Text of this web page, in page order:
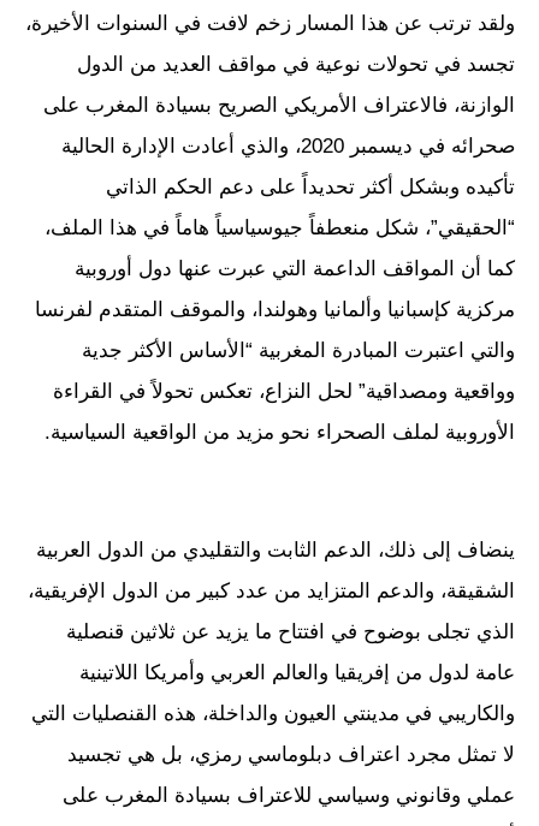
ولقد ترتب عن هذا المسار زخم لافت في السنوات الأخيرة،
تجسد في تحولات نوعية في مواقف العديد من الدول
الوازنة، فالاعتراف الأمريكي الصريح بسيادة المغرب على
صحرائه في ديسمبر 2020، والذي أعادت الإدارة الحالية
تأكيده وبشكل أكثر تحديداً على دعم الحكم الذاتي
“الحقيقي”، شكل منعطفاً جيوسياسياً هاماً في هذا الملف،
كما أن المواقف الداعمة التي عبرت عنها دول أوروبية
مركزية كإسبانيا وألمانيا وهولندا، والموقف المتقدم لفرنسا
والتي اعتبرت المبادرة المغربية “الأساس الأكثر جدية
وواقعية ومصداقية” لحل النزاع، تعكس تحولاً في القراءة
الأوروبية لملف الصحراء نحو مزيد من الواقعية السياسية.
ينضاف إلى ذلك، الدعم الثابت والتقليدي من الدول العربية
الشقيقة، والدعم المتزايد من عدد كبير من الدول الإفريقية،
الذي تجلى بوضوح في افتتاح ما يزيد عن ثلاثين قنصلية
عامة لدول من إفريقيا والعالم العربي وأمريكا اللاتينية
والكاريبي في مدينتي العيون والداخلة، هذه القنصليات التي
لا تمثل مجرد اعتراف دبلوماسي رمزي، بل هي تجسيد
عملي وقانوني وسياسي للاعتراف بسيادة المغرب على